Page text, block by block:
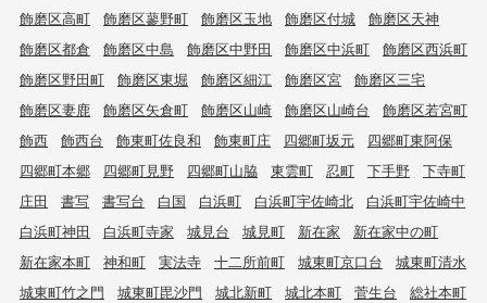
飾磨区高町
飾磨区蓼野町 飾磨区玉地 飾磨区付城
飾磨区天神
飾磨区都倉
飾磨区中島 飾磨区中野田 飾磨区中浜町
飾磨区西浜町
飾磨区野田町
飾磨区東堀 飾磨区細江 飾磨区宮
飾磨区三宅
飾磨区妻鹿
飾磨区矢倉町 飾磨区山崎 飾磨区山崎台
飾磨区若宮町
飾西
飾西台 飾東町佐良和 飾東町庄 四郷町坂元
四郷町東阿保
四郷町本郷
四郷町見野 四郷町山脇 東雲町 忍町 下手野
下寺町
庄田
書写 書写台 白国 白浜町 白浜町宇佐崎北
白浜町宇佐崎中
白浜町神田
白浜町寺家 城見台 城見町 新在家
新在家中の町
新在家本町
神和町 実法寺 十二所前町 城東町京口台
城東町清水
城東町竹之門
城東町毘沙門 城北新町 城北本町 菅生台
総社本町